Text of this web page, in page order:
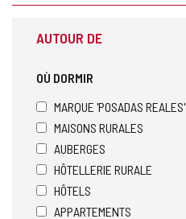
AUTOUR DE
OÙ DORMIR
MARQUE 'POSADAS REALES'
MAISONS RURALES
AUBERGES
HÔTELLERIE RURALE
HÔTELS
APPARTEMENTS